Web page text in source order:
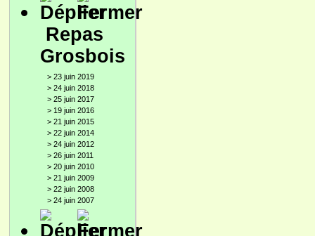
Repas
Grosbois
> 23 juin 2019
> 24 juin 2018
> 25 juin 2017
> 19 juin 2016
> 21 juin 2015
> 22 juin 2014
> 24 juin 2012
> 26 juin 2011
> 20 juin 2010
> 21 juin 2009
> 22 juin 2008
> 24 juin 2007